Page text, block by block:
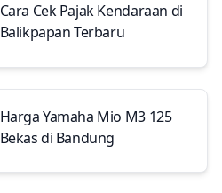
Cara Cek Pajak Kendaraan di
Balikpapan Terbaru
Harga Yamaha Mio M3 125
Bekas di Bandung